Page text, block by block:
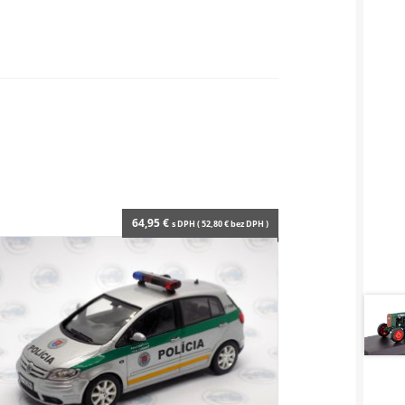
64,95€ s DPH (52,80€bez DPH )